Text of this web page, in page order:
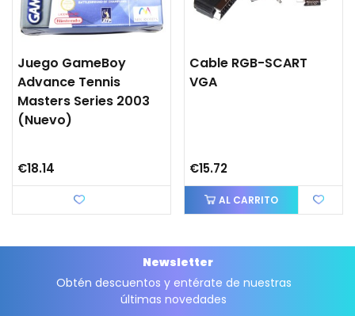
Juego GameBoy
Advance Tennis
Masters Series 2003
(nuevo)
€18.14
Cable RGB-SCART
VGA
€15.72
AL CARRITO
Newsletter
Obtén descuentos y entérate de nuestras
últimas novedades